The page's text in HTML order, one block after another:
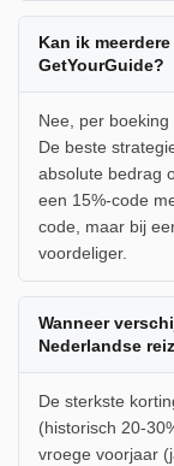
Kan ik
GetYourGuide?
Nee, per
De beste
absolute bedrag
een 15%-code
code, maar bij
voordeliger.
Wanneer
Nederlandse
De sterkste
(historisch 20-
vroege voorjaar